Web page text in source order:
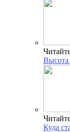
Высота
Куда